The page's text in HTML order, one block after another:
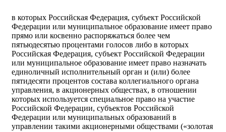
в которых Российская Федерация, субъект Российской
Федерации или муниципальное образование имеет право
прямо или косвенно распоряжаться более чем
пятьюдесятью процентами голосов либо в которых
Российская Федерация, субъект Российской Федерации
или муниципальное образование имеет право назначать
единоличный исполнительный орган и (или) более
пятидесяти процентов состава коллегиального органа
управления, в акционерных обществах, в отношении
которых используется специальное право на участие
Российской Федерации, субъектов Российской
Федерации или муниципальных образований в
управлении такими акционерными обществами («золотая